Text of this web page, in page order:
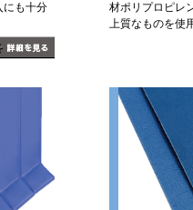
にも十分
材ポリプロピレ
上質なものを使